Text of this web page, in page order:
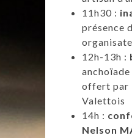
11h30 :
présence
12h-13h :
offert par
Valettois
14h :
Nelson